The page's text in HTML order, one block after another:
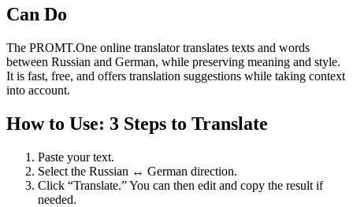
Can Do
The PROMT.One online translator translates texts and words
between Russian and German, while preserving meaning and style.
It is fast, free, and offers translation suggestions while taking context
into account.
How to Use: 3 Steps to Translate
Paste your text.
Select the Russian ↔ German direction.
Click “Translate.” You can then edit and copy the result if
needed.